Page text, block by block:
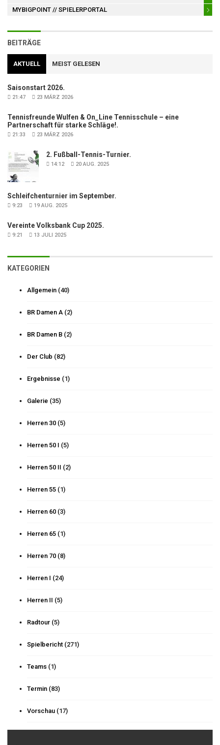
MYBIGPOINT // SPIELERPORTAL
BEITRÄGE
AKTUELL MEIST GELESEN
Saisonstart 2026.
21:47 23 MÄRZ 2026
Tennisfreunde Wulfen & On_Line Tennisschule – eine
Partnerschaft für starke Schläge!.
21:33 23 MÄRZ 2026
2. Fußball-Tennis-Turnier.
14:12 20 AUG. 2025
Schleifchenturnier im September.
9:23 19 AUG. 2025
Vereinte Volksbank Cup 2025.
9:21 13 JULI 2025
KATEGORIEN
Allgemein (40)
BR Damen A (2)
BR Damen B (2)
Der Club (82)
Ergebnisse (1)
Galerie (35)
Herren 30 (5)
Herren 50 I (5)
Herren 50 II (2)
Herren 55 (1)
Herren 60 (3)
Herren 65 (1)
Herren 70 (8)
Herren I (24)
Herren II (5)
Radtour (5)
Spielbericht (271)
Teams (1)
Termin (83)
Vorschau (17)